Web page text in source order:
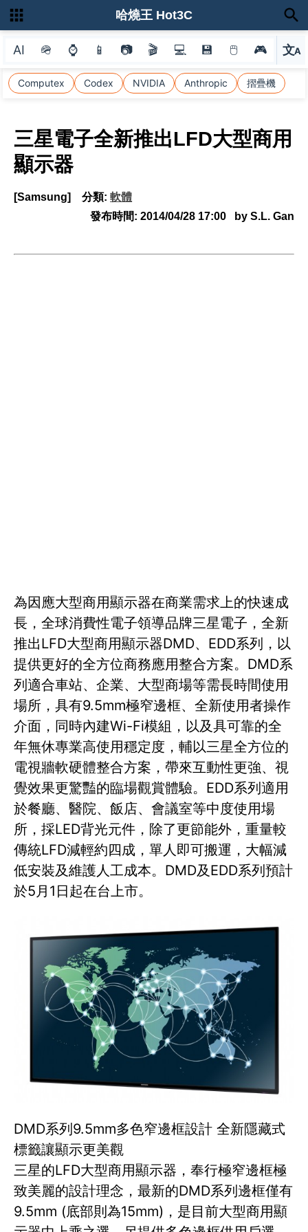
AI 🪖 ⌚ 📱 📷 🎬 💻 💾 🖱 🎮 文A
選
Computex Codex NVIDIA Anthropic 摺疊機
哈燒王 Hot3C
三星電子全新推出LFD大型商用
顯示器
[Samsung] 分類: 軟體
發布時間: 2014/04/28 17:00 by S.L. Gan
為因應大型商用顯示器在商業需求上的快速成
長，全球消費性電子領導品牌三星電子，全新
推出LFD大型商用顯示器DMD、EDD系列，以
提供更好的全方位商務應用整合方案。DMD系
列適合車站、企業、大型商場等需長時間使用
場所，具有9.5mm極窄邊框、全新使用者操作
介面，同時內建Wi-Fi模組，以及具可靠的全
年無休專業高使用穩定度，輔以三星全方位的
電視牆軟硬體整合方案，帶來互動性更強、視
覺效果更驚豔的臨場觀賞體驗。EDD系列適用
於餐廳、醫院、飯店、會議室等中度使用場
所，採LED背光元件，除了更節能外，重量較
傳統LFD減輕約四成，單人即可搬運，大幅減
低安裝及維護人工成本。DMD及EDD系列預計
於5月1日起在台上市。
DMD系列9.5mm多色窄邊框設計 全新隱藏式
標籤讓顯示更美觀
三星的LFD大型商用顯示器，奉行極窄邊框極
致美麗的設計理念，最新的DMD系列邊框僅有
9.5mm (底部則為15mm)，是目前大型商用顯